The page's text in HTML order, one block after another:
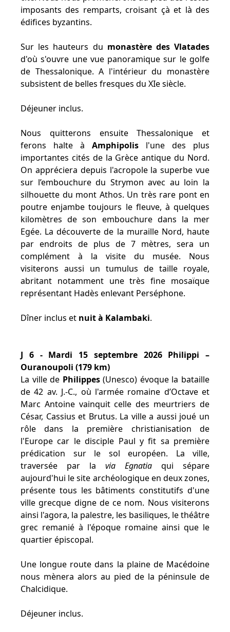
imposants des remparts, croisant çà et là des
édifices byzantins.
Sur les hauteurs du monastère des Vlatades
d'où s'ouvre une vue panoramique sur le golfe
de Thessalonique. A l'intérieur du monastère
subsistent de belles fresques du XIe siècle.
Déjeuner inclus.
Nous quitterons ensuite Thessalonique et
ferons halte à Amphipolis l'une des plus
importantes cités de la Grèce antique du Nord.
On appréciera depuis l'acropole la superbe vue
sur l’embouchure du Strymon avec au loin la
silhouette du mont Athos. Un très rare pont en
poutre enjambe toujours le fleuve, à quelques
kilomètres de son embouchure dans la mer
Egée. La découverte de la muraille Nord, haute
par endroits de plus de 7 mètres, sera un
complément à la visite du musée. Nous
visiterons aussi un tumulus de taille royale,
abritant notamment une très fine mosaïque
représentant Hadès enlevant Perséphone.
Dîner inclus et nuit à Kalambaki.
J 6 - Mardi 15 septembre 2026 Philippi –
Ouranoupoli (179 km)
La ville de Philippes(Unesco) évoque la bataille
de 42 av. J.-C., où l'armée romaine d’Octave et
Marc Antoine vainquit celle des meurtriers de
César, Cassius et Brutus. La ville a aussi joué un
rôle dans la première christianisation de
l'Europe car le disciple Paul y fit sa première
prédication sur le sol européen. La ville,
traversée par la via Egnatia qui sépare
aujourd'hui le site archéologique en deux zones,
présente tous les bâtiments constitutifs d'une
ville grecque digne de ce nom. Nous visiterons
ainsi l'agora, la palestre, les basiliques, le théâtre
grec remanié à l'époque romaine ainsi que le
quartier épiscopal.
Une longue route dans la plaine de Macédoine
nous mènera alors au pied de la péninsule de
Chalcidique.
Déjeuner inclus.